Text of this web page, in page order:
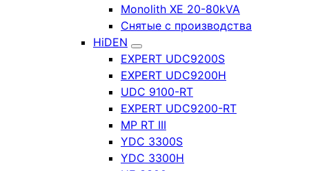
Monolith XE 20-80kVA
Снятые с производства
HiDEN
EXPERT UDC9200S
EXPERT UDC9200H
UDC 9100-RT
EXPERT UDC9200-RT
MP RT III
YDC 3300S
YDC 3300H